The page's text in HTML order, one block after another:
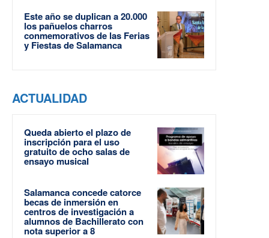
Este año se duplican a 20.000
los pañuelos charros
conmemorativos de las Ferias
y Fiestas de Salamanca
ACTUALIDAD
Queda abierto el plazo de
inscripción para el uso
gratuito de ocho salas de
ensayo musical
Salamanca concede catorce
becas de inmersión en
centros de investigación a
alumnos de Bachillerato con
nota superior a 8